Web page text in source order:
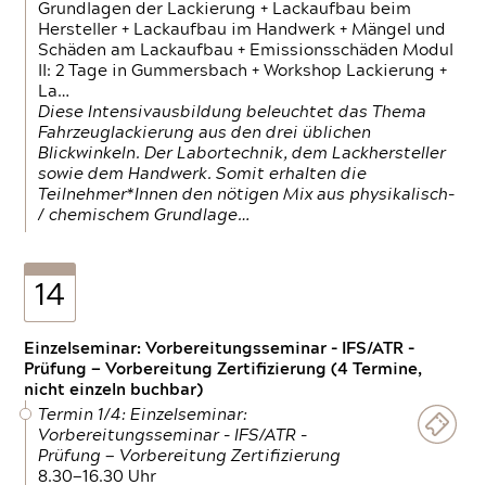
Grundlagen der Lackierung + Lackaufbau beim
Hersteller + Lackaufbau im Handwerk + Mängel und
Schäden am Lackaufbau + Emissionsschäden Modul
II: 2 Tage in Gummersbach + Workshop Lackierung +
La…
Diese Intensivausbildung beleuchtet das Thema
Fahrzeuglackierung aus den drei üblichen
Blickwinkeln. Der Labortechnik, dem Lackhersteller
sowie dem Handwerk. Somit erhalten die
Teilnehmer*Innen den nötigen Mix aus physikalisch-
/ chemischem Grundlage…
14
Einzelseminar: Vorbereitungsseminar - IFS/ATR -
Prüfung — Vorbereitung Zertifizierung (4 Termine,
nicht einzeln buchbar)
Termin 1/4: Einzelseminar:
Vorbereitungsseminar - IFS/ATR -
Prüfung — Vorbereitung Zertifizierung
8.30—16.30 Uhr